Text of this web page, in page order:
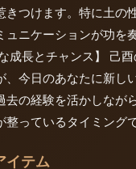
きつけます。特に土の
ュニケーションが功を
成長とチャンス】 己酉
、今日のあなたに新し
去の経験を活かしなが
整っているタイミングで
イテム